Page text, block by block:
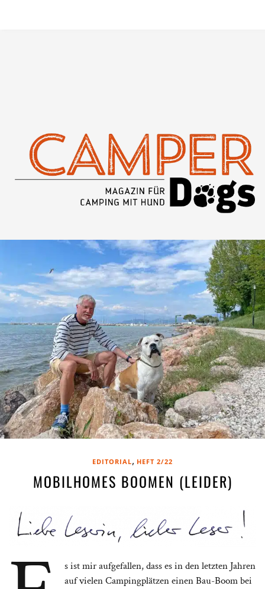
EDITORIAL, HEFT 2/22
MOBILHOMES BOOMEN (LEIDER)
s ist mir aufgefallen, dass es in den letzten Jahren
auf vielen Campingplätzen einen Bau-Boom bei